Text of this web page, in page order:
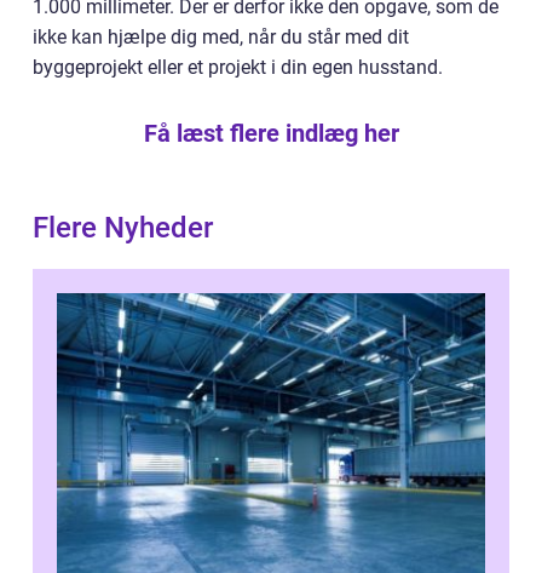
1.000 millimeter. Der er derfor ikke den opgave, som de
ikke kan hjælpe dig med, når du står med dit
byggeprojekt eller et projekt i din egen husstand.
Få læst flere indlæg her
Flere Nyheder